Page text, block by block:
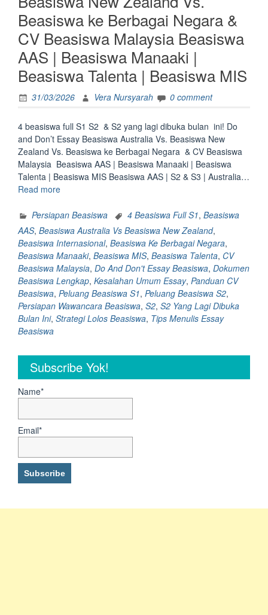
Beasiswa ke Berbagai Negara &
CV Beasiswa Malaysia Beasiswa
AAS | Beasiswa Manaaki |
Beasiswa Talenta | Beasiswa MIS
31/03/2026 Vera Nursyarah 0 comment
4 beasiswa full S1 S2 & S2 yang lagi dibuka bulan ini! Do
and Don’t Essay Beasiswa Australia Vs. Beasiswa New
Zealand Vs. Beasiswa ke Berbagai Negara & CV Beasiswa
Malaysia Beasiswa AAS | Beasiswa Manaaki | Beasiswa
Talenta | Beasiswa MIS Beasiswa AAS | S2 & S3 | Australia…
Read more“4
full
S1
S2
&
S2
yang
lagi
dibuka
bulan
Don’t
Essay
Australia
New
Vs.
Beasiswa
Persiapan Beasiswa 4 Beasiswa Full S1, Beasiswa
AAS, Beasiswa Australia Vs Beasiswa New Zealand,
Beasiswa Internasional, Beasiswa Ke Berbagai Negara,
Beasiswa Manaaki, Beasiswa MIS, Beasiswa Talenta, CV
Beasiswa Malaysia, Do And Don't Essay Beasiswa, Dokumen
Beasiswa Lengkap, Kesalahan Umum Essay, Panduan CV
Beasiswa, Peluang Beasiswa S1, Peluang Beasiswa S2,
Persiapan Wawancara Beasiswa, S2, S2 Yang Lagi Dibuka
Bulan Ini, Strategi Lolos Beasiswa, Tips Menulis Essay
Beasiswa
Subscribe Yok!
Name*
Email*